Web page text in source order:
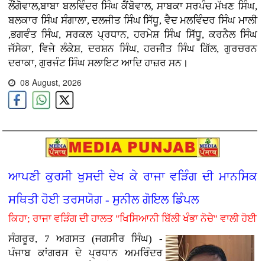
ਲੌਂਗੋਵਾਲ,ਬਾਬਾ ਬਲਵਿੰਦਰ ਸਿੰਘ ਕੈਂਬੋਵਾਲ, ਸਾਬਕਾ ਸਰਪੰਚ ਮੱਖਣ ਸਿੰਘ,
ਬਲਕਾਰ ਸਿੰਘ ਸੰਗਾਲਾ, ਦਲਜੀਤ ਸਿੰਘ ਸਿੱਧੂ, ਵੈਦ ਮਲਵਿੰਦਰ ਸਿੰਘ ਮਾਲੀ
,ਭਗਵੰਤ ਸਿੰਘ, ਸਰਕਲ ਪ੍ਰਧਾਨ, ਹਰਮੇਸ਼ ਸਿੰਘ ਸਿੱਧੂ, ਕਰਨੈਲ ਸਿੰਘ
ਜੱਸੇਕਾ, ਵਿਜੇ ਲੰਕੇਸ਼, ਦਰਸ਼ਨ ਸਿੰਘ, ਹਰਜੀਤ ਸਿੰਘ ਗਿੱਲ, ਗੁਰਚਰਨ
ਦਰਾਕਾ, ਗੁਰਜੰਟ ਸਿੰਘ ਸਲਾਇਟ ਆਦਿ ਹਾਜ਼ਰ ਸਨ।
08 August, 2026
ਆਪਣੀ ਕੁਰਸੀ ਖੁਸਦੀ ਦੇਖ ਕੇ ਰਾਜਾ ਵੜਿੰਗ ਦੀ ਮਾਨਸਿਕ
ਸਥਿਤੀ ਹੋਈ ਤਰਸਯੋਗ - ਸੁਨੀਲ ਗੋਇਲ ਡਿੰਪਲ
ਕਿਹਾ; ਰਾਜਾ ਵੜਿੰਗ ਦੀ ਹਾਲਤ "ਖਿਸਿਆਨੀ ਬਿੱਲੀ ਖੰਭਾ ਨੋਚੇ" ਵਾਲੀ ਹੋਈ
ਸੰਗਰੂਰ, 7 ਅਗਸਤ (ਜਗਸੀਰ ਸਿੰਘ) -
ਪੰਜਾਬ ਕਾਂਗਰਸ ਦੇ ਪ੍ਰਧਾਨ ਅਮਰਿੰਦਰ